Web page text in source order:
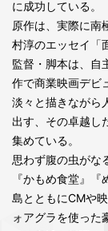
に成功している。
原作は、実際に南
村淳のエッセイ「
監督・脚本は、自
作で商業映画デビ
淡々と描きながら
出す、その卓越し
集めている。
思わず腹の虫がな
『かもめ食堂』
島とともにCMや
ォアグラを使った